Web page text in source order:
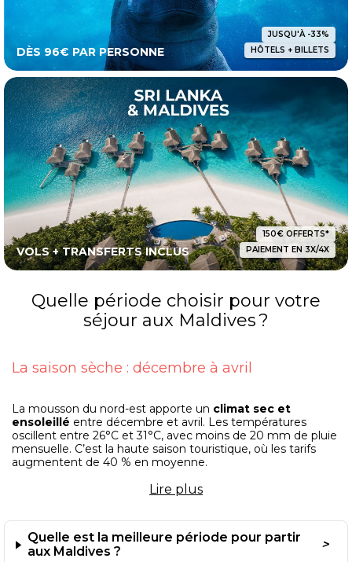
DÈS 96€ PAR PERSONNE
JUSQU'À -33%
HÔTELS + BILLETS
VOLS + TRANSFERTS INCLUS
150€ OFFERTS*
PAIEMENT EN 3X/4X
Quelle période choisir pour votre
séjour aux Maldives ?
La saison sèche : décembre à avril
La mousson du nord-est apporte un climat sec et
ensoleillé entre décembre et avril. Les températures
oscillent entre 26°C et 31°C, avec moins de 20 mm de pluie
mensuelle. C’est la haute saison touristique, où les tarifs
augmentent de 40 % en moyenne.
Janvier à mars offre la meilleure visibilité sous-marine. La
atteignant 30 mètres de profondeur. Les raies manta et
requins-baleines fréquentent alors massivement les sites
de plongée.
Lire plus
Quelle est la meilleure période pour partir
aux Maldives ?